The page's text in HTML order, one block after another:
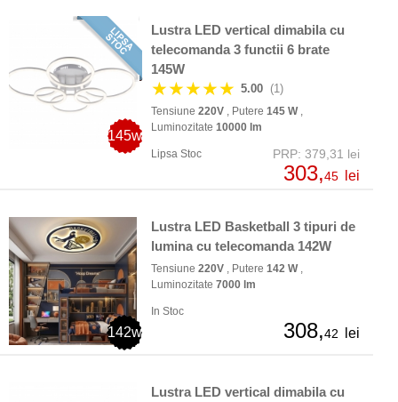
145w
Lustra LED vertical dimabila cu
telecomanda 3 functii 6 brate
145W
★★★★★ 5.00 (1)
Tensiune 220V , Putere 145 W,
Luminozitate 10000 lm
Lipsa Stoc PRP: 379,31 lei
303,45 lei
142w
Lustra LED Basketball 3 tipuri de
lumina cu telecomanda 142W
Tensiune 220V , Putere 142 W,
Luminozitate 7000 lm
In Stoc
308,42 lei
Lustra LED vertical dimabila cu